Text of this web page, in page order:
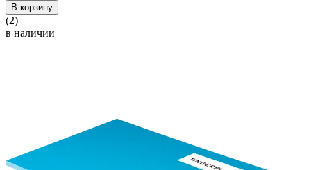
В корзину
(2)
в наличии